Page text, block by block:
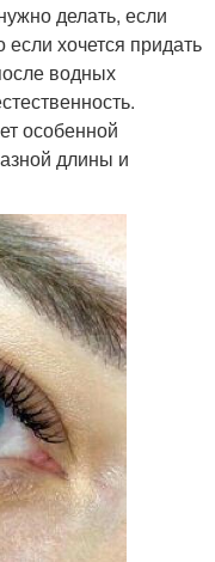
делать, если
если хочется придать
водных
особенной
длины и